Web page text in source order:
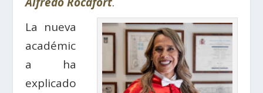
La nueva
académic
a ha
explicado